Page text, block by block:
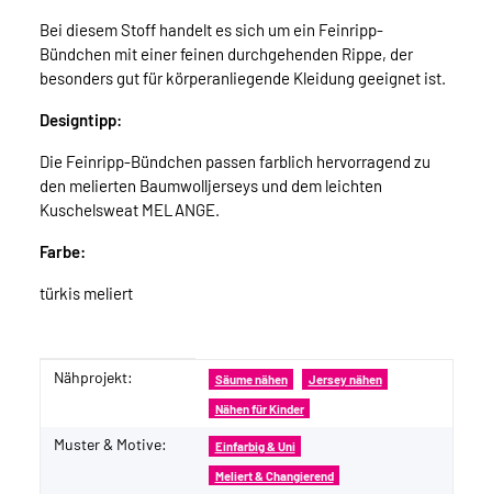
Bei diesem Stoff handelt es sich um ein Feinripp-
Bündchen mit einer feinen durchgehenden Rippe, der
besonders gut für körperanliegende Kleidung geeignet ist.
Designtipp:
Die Feinripp-Bündchen passen farblich hervorragend zu
den melierten Baumwolljerseys und dem leichten
Kuschelsweat MELANGE.
Farbe:
türkis meliert
Produkteigenschaft
Wert
Nähprojekt: Säume nähen Jersey nähen
Nähen für Kinder
Muster & Motive: Einfarbig & Uni
Meliert & Changierend